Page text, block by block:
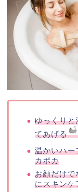
ゆっくりと
てあげる
温かいハー
カポカ
お顔だけで
にスキンケ